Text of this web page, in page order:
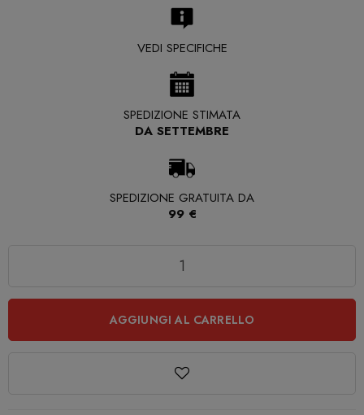
VEDI SPECIFICHE
SPEDIZIONE STIMATA
DA SETTEMBRE
SPEDIZIONE GRATUITA DA
99 €
AGGIUNGI AL CARRELLO